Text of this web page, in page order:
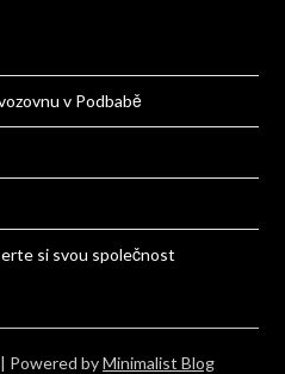
v Podbabě
si svou společnost
| Powered byMinimalist Blog